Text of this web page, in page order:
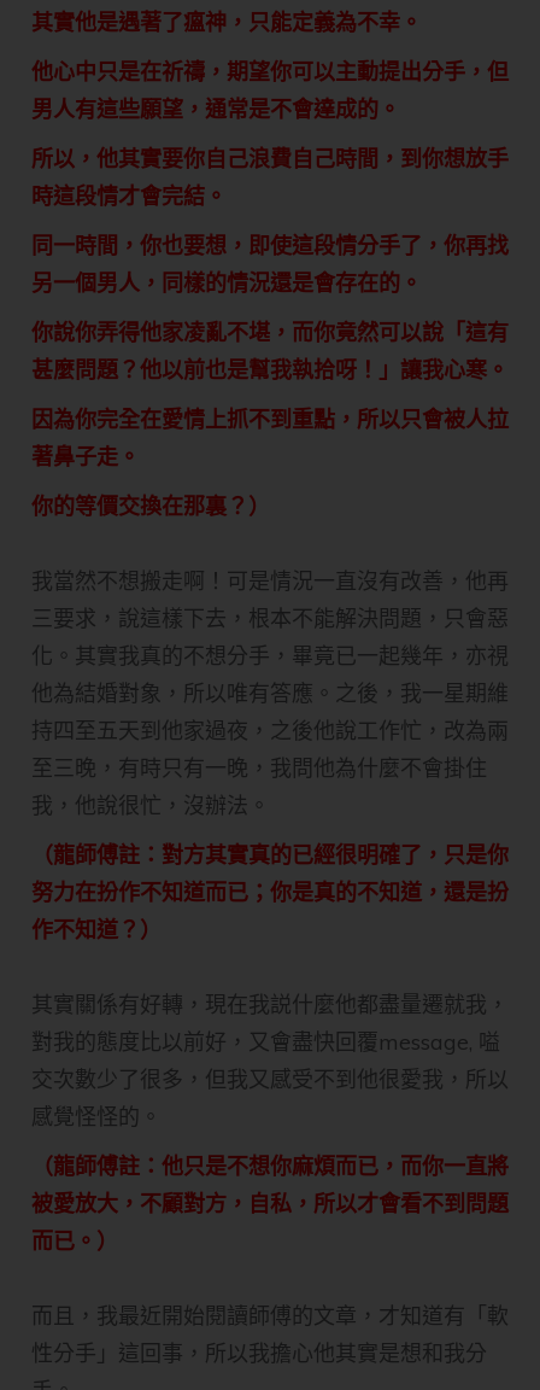
其實他是遇著了瘟神，只能定義為不幸。
他心中只是在祈禱，期望你可以主動提出分手，但
男人有這些願望，通常是不會達成的。
所以，他其實要你自己浪費自己時間，到你想放手
時這段情才會完結。
同一時間，你也要想，即使這段情分手了，你再找
另一個男人，同樣的情況還是會存在的。
你說你弄得他家凌亂不堪，而你竟然可以說「這有
甚麼問題？他以前也是幫我執拾呀！」讓我心寒。
因為你完全在愛情上抓不到重點，所以只會被人拉
著鼻子走。
你的等價交換在那裏？）
我當然不想搬走啊！可是情況一直沒有改善，他再
三要求，說這樣下去，根本不能解決問題，只會惡
化。其實我真的不想分手，畢竟已一起幾年，亦視
他為結婚對象，所以唯有答應。之後，我一星期維
持四至五天到他家過夜，之後他說工作忙，改為兩
至三晚，有時只有一晚，我問他為什麼不會掛住
我，他說很忙，沒辦法。
（龍師傅註：對方其實真的已經很明確了，只是你
努力在扮作不知道而已；你是真的不知道，還是扮
作不知道？）
其實關係有好轉，現在我説什麼他都盡量遷就我，
對我的態度比以前好，又會盡快回覆message, 嗌
交次數少了很多，但我又感受不到他很愛我，所以
感覺怪怪的。
（龍師傅註：他只是不想你麻煩而已，而你一直將
被愛放大，不顧對方，自私，所以才會看不到問題
而已。）
而且，我最近開始閱讀師傅的文章，才知道有「軟
性分手」這回事，所以我擔心他其實是想和我分